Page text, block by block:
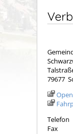
79677
Telefon
Fax